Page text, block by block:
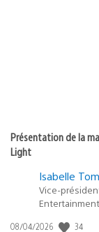
Présentation de la
Light
Isabelle
Vice-
Entertainment
Date
08/04/2026 34